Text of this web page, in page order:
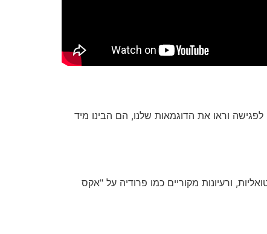
וראו את הדוגמאות שלנו, הם הבינו מיד
ורעיונות מקוריים כמו פרודיה על "אקס